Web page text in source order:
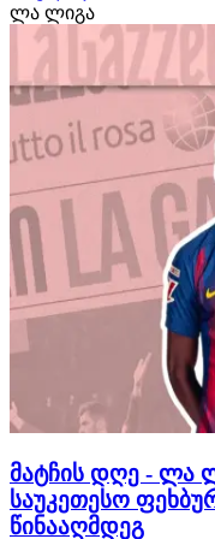
მდგომარეობაზე
ბრწყინვალე
ლიდერად იქ…
ლა ლიგა
მატჩის დღე - ლა
საუკეთესო
წინააღმდეგ